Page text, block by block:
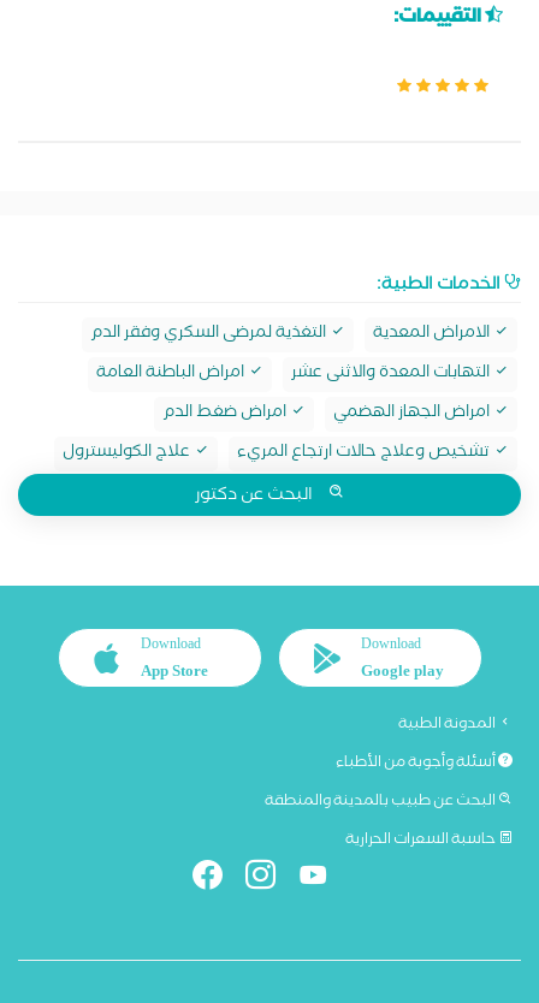
التقييمات:
الخدمات الطبية:
الامراض المعدية
التغذية لمرضى السكري وفقر الدم
التهابات المعدة والاثنى عشر
امراض الباطنة العامة
امراض الجهاز الهضمي
امراض ضغط الدم
تشخيص وعلاج حالات ارتجاع المريء
علاج الكوليسترول
البحث عن دكتور
Download
Google play
Download
App Store
المدونة الطبية
أسئلة وأجوبة من الأطباء
البحث عن طبيب بالمدينة والمنطقة
حاسبة السعرات الحرارية